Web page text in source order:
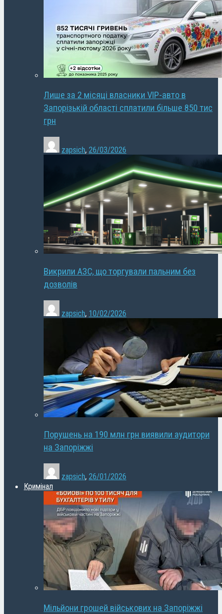
Лише за 2 місяці власники VIP-авто в
Запорізькій області сплатили більше 850 тис
грн
zapsich, 26/03/2026
Викрили АЗС, що торгували пальним без
дозволів
zapsich, 10/02/2026
Порушень на 190 млн грн виявили аудитори
на Запоріжжі
zapsich, 26/01/2026
Кримінал
Мільйони грошей військових на Запоріжжі